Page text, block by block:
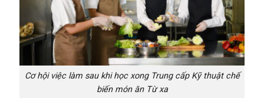
Cơ hội việc làm sau khi học xong Trung cấp Kỹ thuật chế
biến món ăn Từ xa